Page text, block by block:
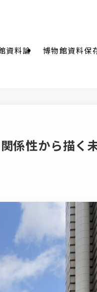
資料論 博物館資料保
係性から描く